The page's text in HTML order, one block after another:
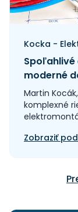
Kocka -
moderné
Martin
komplexné
Zobraziť